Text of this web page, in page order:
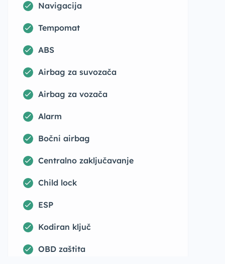
Navigacija
Tempomat
ABS
Airbag za suvozača
Airbag za vozača
Alarm
Bočni airbag
Centralno zaključavanje
Child lock
ESP
Kodiran ključ
OBD zaštita